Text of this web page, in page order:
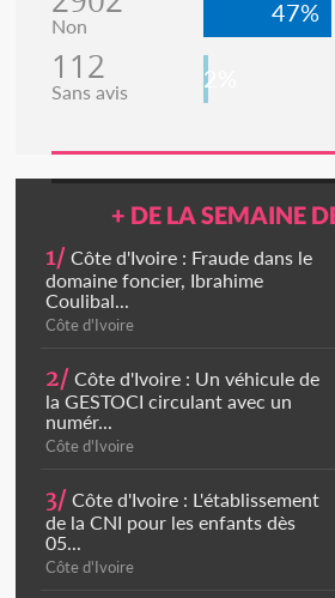
Non 47%
112
Sans avis 2%
+ DE LA SEMAINE
1/ Côte d'Ivoire : Fraude dans le
domaine foncier, Ibrahime
Coulibal...
Côte d'Ivoire
2/ Côte d'Ivoire : Un véhicule de
la GESTOCI circulant avec un
numér...
Côte d'Ivoire
3/ Côte d'Ivoire : L'établissement
de la CNI pour les enfants dès
05...
Côte d'Ivoire